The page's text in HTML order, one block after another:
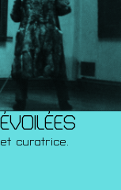
et curatrice.